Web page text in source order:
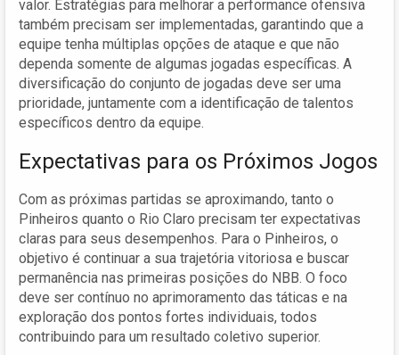
valor. Estratégias para melhorar a performance ofensiva
também precisam ser implementadas, garantindo que a
equipe tenha múltiplas opções de ataque e que não
dependa somente de algumas jogadas específicas. A
diversificação do conjunto de jogadas deve ser uma
prioridade, juntamente com a identificação de talentos
específicos dentro da equipe.
Expectativas para os Próximos Jogos
Com as próximas partidas se aproximando, tanto o
Pinheiros quanto o Rio Claro precisam ter expectativas
claras para seus desempenhos. Para o Pinheiros, o
objetivo é continuar a sua trajetória vitoriosa e buscar
permanência nas primeiras posições do NBB. O foco
deve ser contínuo no aprimoramento das táticas e na
exploração dos pontos fortes individuais, todos
contribuindo para um resultado coletivo superior.